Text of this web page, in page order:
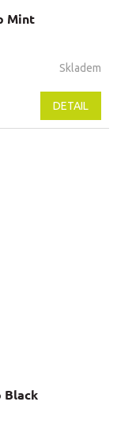
Mint
Skladem
DETAIL
Black